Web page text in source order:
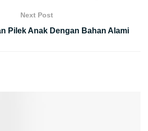
Next Post
Pilek Anak Dengan Bahan Alami